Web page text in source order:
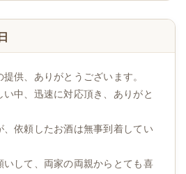
供、ありがとうございます。
い中、迅速に対応頂き、ありがと
、依頼したお酒は無事到着してい
いして、両家の両親からとても喜